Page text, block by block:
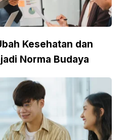
Kesehatan dan
Norma Budaya